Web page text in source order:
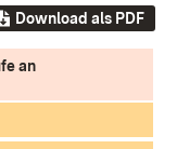
Download als PDF
an